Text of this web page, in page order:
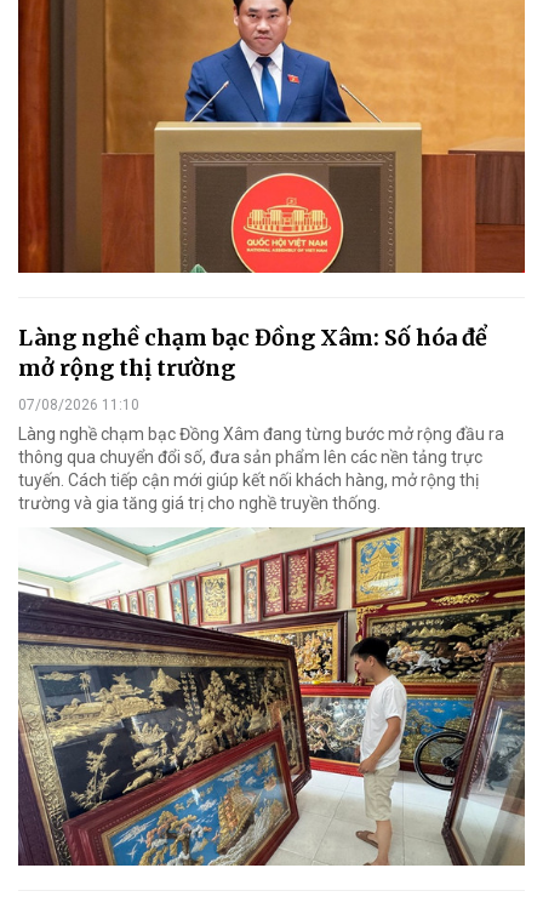
Làng nghề chạm bạc Đồng Xâm: Số hóa để
mở rộng thị trường
07/08/2026 11:10
Làng nghề chạm bạc Đồng Xâm đang từng bước mở rộng đầu ra
thông qua chuyển đổi số, đưa sản phẩm lên các nền tảng trực
tuyến. Cách tiếp cận mới giúp kết nối khách hàng, mở rộng thị
trường và gia tăng giá trị cho nghề truyền thống.